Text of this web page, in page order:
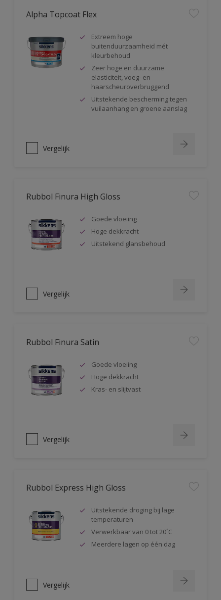
Alpha Topcoat Flex
Extreem hoge
buitenduurzaamheid mét
kleurbehoud
Zeer hoge en duurzame
elasticiteit, voeg- en
haarscheuroverbruggend
Uitstekende bescherming tegen
vuilaanhang en groene aanslag
Vergelijk
Rubbol Finura High Gloss
Goede vloeiing
Hoge dekkracht
Uitstekend glansbehoud
Vergelijk
Rubbol Finura Satin
Goede vloeiing
Hoge dekkracht
Kras- en slijtvast
Vergelijk
Rubbol Express High Gloss
Uitstekende droging bij lage
temperaturen
Verwerkbaar van 0 tot 20˚C
Meerdere lagen op één dag
Vergelijk